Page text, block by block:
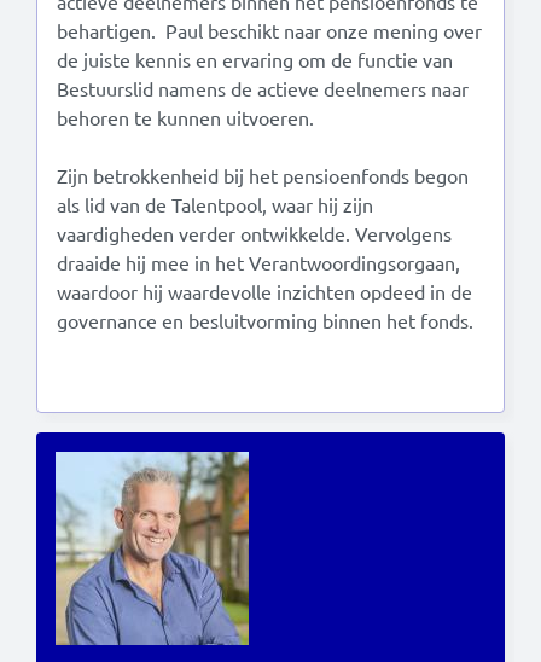
behartigen. Paul beschikt naar onze mening over
de juiste kennis en ervaring om de functie van
Bestuurslid namens de actieve deelnemers naar
behoren te kunnen uitvoeren.
Zijn betrokkenheid bij het pensioenfonds begon
als lid van de Talentpool, waar hij zijn
vaardigheden verder ontwikkelde. Vervolgens
draaide hij mee in het Verantwoordingsorgaan,
waardoor hij waardevolle inzichten opdeed in de
governance en besluitvorming binnen het fonds.